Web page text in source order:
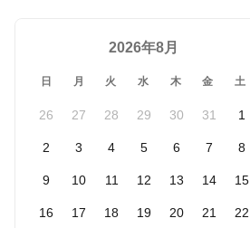
2026年8月
日 月 火 水 木 金 土
26 27 28 29 30 31 1
2 3 4 5 6 7 8
9 10 11 12 13 14 15
16 17 18 19 20 21 22